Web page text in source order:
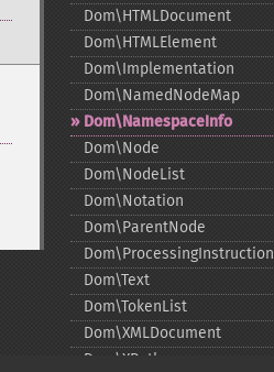
Dom\HTMLDocument
Dom\HTMLElement
Dom\Implementation
Dom\NamedNodeMap
Dom\NamespaceInfo
Dom\Node
Dom\NodeList
Dom\Notation
Dom\ParentNode
Dom\ProcessingInstruction
Dom\Text
Dom\TokenList
Dom\XMLDocument
Dom\XPath